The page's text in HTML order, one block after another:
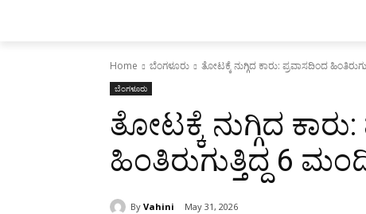
Home ಬೆಂಗಳೂರು ತೋಟಕ್ಕೆ ನುಗ್ಗಿದ ಕಾರು: ಪ್ರವಾಸದಿಂದ
ಬೆಂಗಳೂರು
ತೋಟಕ್ಕೆ ನುಗ್ಗಿದ
ಹಿಂತಿರುಗುತ್ತಿದ್ದ 6
By Vahini May 31, 2026